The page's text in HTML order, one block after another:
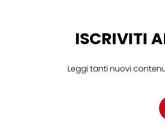
ISCRIVITI
Leggi tanti nuovi